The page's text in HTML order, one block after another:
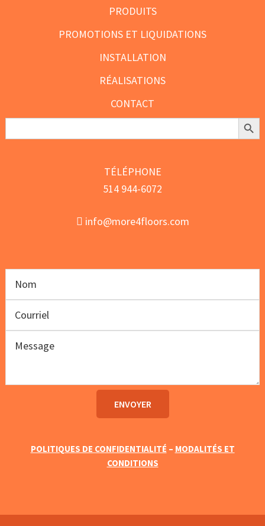
PRODUITS
PROMOTIONS ET LIQUIDATIONS
INSTALLATION
RÉALISATIONS
CONTACT
Search
Search
TÉLÉPHONE
514 944-6072
info@more4floors.com
POLITIQUES DE CONFIDENTIALITÉ – MODALITÉS ET
CONDITIONS